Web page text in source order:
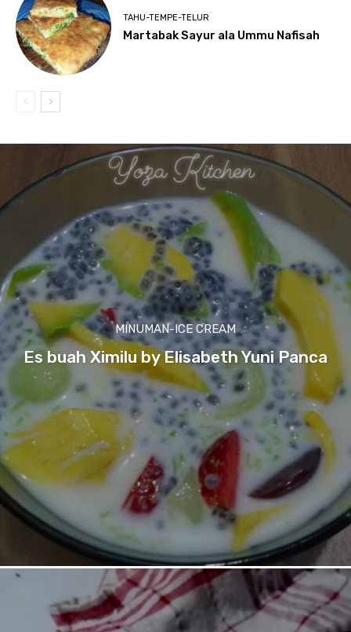
TAHU-TEMPE-TELUR
Martabak Sayur ala Ummu Nafisah
MINUMAN-ICE CREAM
Es buah Ximilu by Elisabeth Yuni Panca